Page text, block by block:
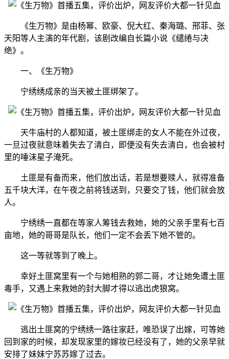
《生万物》是由杨幂、欧豪、倪大红、秦海璐、邢菲、张
天阳等人主演的年代剧，该剧改编自长篇小说《缱绻与决
绝》。
一、《生万物》
宁绣绣成亲的当天被土匪绑架了。
天牛庙村的人都知道，被土匪绑走的女人不能在外过夜，
一旦过夜就意味着失去了清白，即便没有失去清白，也会被村
里的唾沫星子淹死。
土匪是有备而来，他们放出话，若是想要赎人，就得准备
五千块大洋，在午夜之前将钱送到，只要交了钱，他们就会放
人。
宁绣绣一直都在等家人筹钱去救她，她的父亲手里有七百
亩地，她的哥哥是队长，他们一定不会丢下她不管的。
这一等就等到了晚上。
幸好土匪窝里有一个与她相熟的郭二哥，才让她免遭土匪
毒手，又遇上来救她的封大脚才得以逃出虎狼窝。
逃出土匪窝的宁绣绣一路往家赶，唯恐误了出嫁，可等她
回到家的时候，却发现家里的嫁妆已经没有了，她的父亲早就
安排了妹妹宁苏苏嫁了过去。